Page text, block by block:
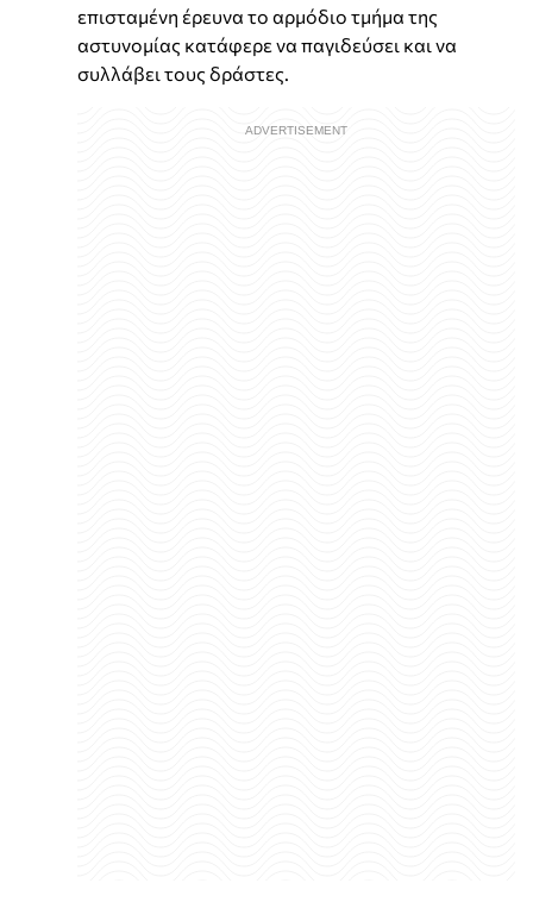
επισταμένη έρευνα το αρμόδιο τμήμα της
αστυνομίας κατάφερε να παγιδεύσει και να
συλλάβει τους δράστες.